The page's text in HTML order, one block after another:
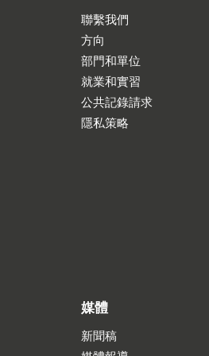
聯繫我們
方向
部門和單位
就業和實習
公共記錄請求
隱私策略
媒體
新聞稿